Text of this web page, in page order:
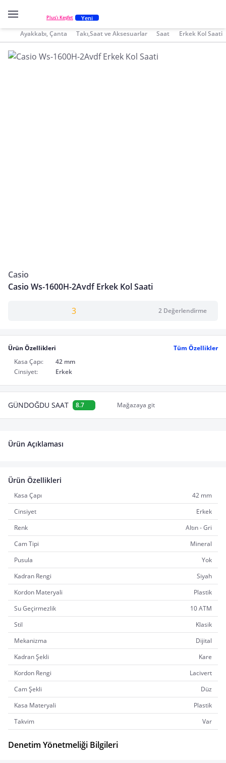
Plus'ı Keşfet Yeni
Ayakkabı, Çanta Takı,Saat ve Aksesuarlar Saat Erkek Kol Saati
Casio
Casio Ws-1600H-2Avdf Erkek Kol Saati
3 2 Değerlendirme
Ürün Özellikleri
Tüm Özellikler
Kasa Çapı:
42 mm
Cinsiyet:
Erkek
GÜNDOĞDU SAAT 8.7 Mağazaya git
Ürün Açıklaması
Ürün Özellikleri
Kasa Çapı
42 mm
Cinsiyet
Erkek
Renk
Altın - Gri
Cam Tipi
Mineral
Pusula
Yok
Kadran Rengi
Siyah
Kordon Materyali
Plastik
Su Geçirmezlik
10 ATM
Stil
Klasik
Mekanizma
Dijital
Kadran Şekli
Kare
Kordon Rengi
Lacivert
Cam Şekli
Düz
Kasa Materyali
Plastik
Takvim
Var
Denetim Yönetmeliği Bilgileri